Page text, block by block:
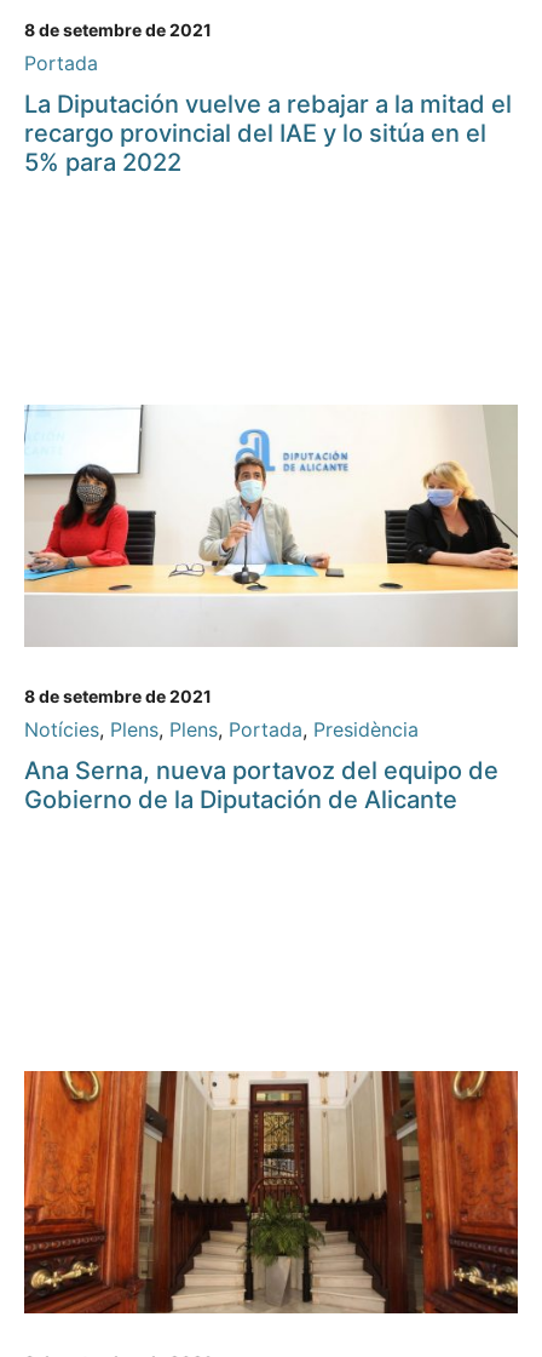
8 de setembre de 2021
Portada
La Diputación vuelve a rebajar a la mitad el
recargo provincial del IAE y lo sitúa en el
5% para 2022
8 de setembre de 2021
Notícies, Plens, Plens, Portada, Presidència
Ana Serna, nueva portavoz del equipo de
Gobierno de la Diputación de Alicante